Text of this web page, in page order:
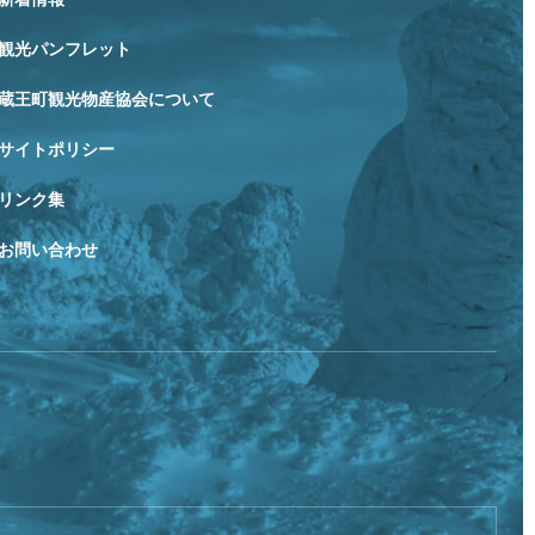
光パンフレット
王町観光物産協会について
イトポリシー
ンク集
問い合わせ